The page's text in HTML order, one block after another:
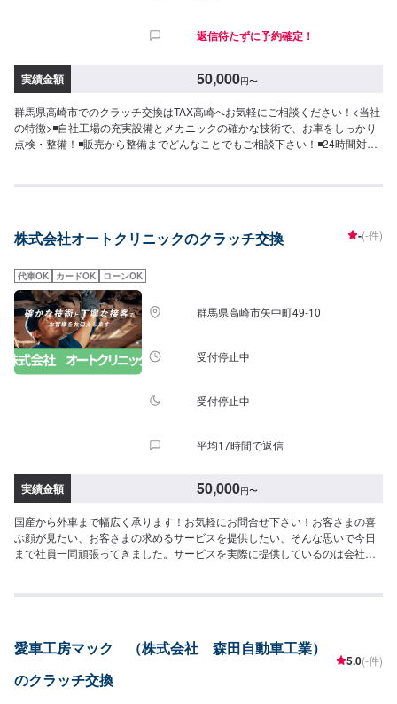
返信待たずに予約確定！
実績金額 50,000円〜
群馬県高崎市でのクラッチ交換はTAX高崎へお気軽にご相談ください！<当社
の特徴>◾自社工場の充実設備とメカニックの確かな技術で、お車をしっかり
点検・整備！◾販売から整備までどんなことでもご相談下さい！◾24時間対応
せたい…★時間があまり取れない…★車が動かなくなってしまった…などの
期について-----納期は通常2日～3日程度で納車となります。(要相談)納期は前
代車をご用意しています。お車の作業中は代車をご利用ください。※代車の燃
料代はお客様にご負担いただいております。-----ご来店時の注意、受付方法---
--入庫の際はお気をつけてお越しください。駐車スペースは事務所前の空いて
いるスペースに駐車してください。受付はスタッフへ「メンテモで予約しま
した」とお伝えください。ご案内いたします。【定休日・営業時間】定休
日：月曜日営業時間：9:00~19:00※日曜日のみ9:00~18:00
株式会社オートクリニックのクラッチ交換 -(-件)
代車OK カードOK ローンOK
群馬県高崎市矢中町49-10
受付停止中
受付停止中
平均17時間で返信
実績金額 50,000円〜
国産から外車まで幅広く承ります！お気軽にお問合せ下さい！お客さまの喜
ぶ顔が見たい、お客さまの求めるサービスを提供したい、そんな思いで今日
まで社員一同頑張ってきました。サービスを実際に提供しているのは会社を
感謝の気持ちを忘れずに、お客さま第一を考えた必要とされるサービスを提
---------【1】オファーにてお問い合わせ【2】お見積り【3】お見積りにご納
得いただければ作業開始【4】仕上がり次第納車-----納期について-----納期は
通常1日～2日程度で納車となります。納期は前後する場合がございます。予
愛車工房マック （株式会社 森田自動車工業）
のクラッチ交換
5.0(-件)